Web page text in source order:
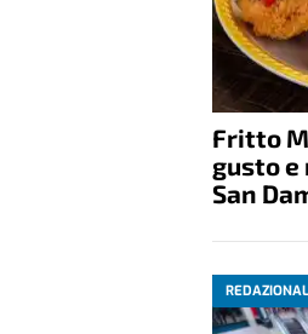
Fritto
gusto e
San